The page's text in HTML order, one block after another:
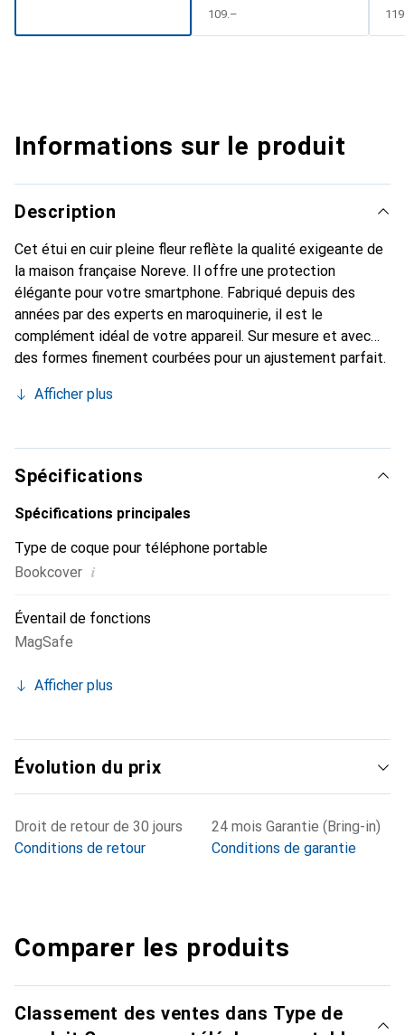
CHF
109.–
Informations sur le produit
Description
Cet étui en cuir pleine fleur reflète la qualité exigeante de
la maison française Noreve. Il offre une protection
élégante pour votre smartphone. Fabriqué depuis des
années par des experts en maroquinerie, il est le
complément idéal de votre appareil. Sur mesure et avec
des formes finement courbées pour un ajustement parfait.
smartphone. La marque Noreve est reconnue
reste toujours un bon choix pour le client exigeant.
Afficher plus
Spécifications
Spécifications principales
Type de coque pour téléphone portable
Bookcover i
Éventail de fonctions
MagSafe
Afficher plus
Évolution du prix
Droit de retour de 30 jours
Conditions de retour
24 mois Garantie (Bring-in)
Conditions de garantie
Comparer les produits
Classement des ventes dans Type de